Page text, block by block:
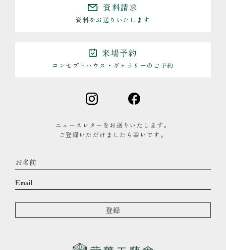
資料請求
資料をお送りいたします
来場予約
コンセプトハウス・ギャラリーのご予約
ニュースレターをお送りいたします。
ご登録いただけましたら幸いです。